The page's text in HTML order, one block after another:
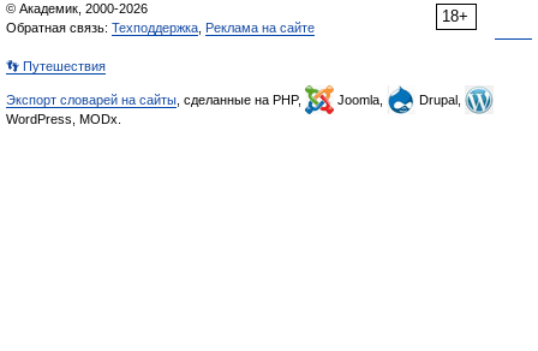
18+
© Академик, 2000-2026
Обратная связь: Техподдержка Реклама на сайте
👣 Путешествия
Экспорт словарей на сайты , сделанные на PHP, Joomla,
Drupal,
WordPress, MODx.